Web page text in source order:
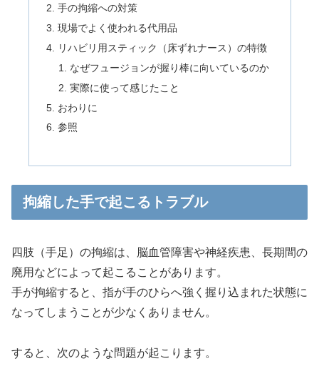
手の拘縮への対策
現場でよく使われる代用品
リハビリ用スティック（床ずれナース）の特徴
なぜフュージョンが握り棒に向いているのか
実際に使って感じたこと
おわりに
参照
拘縮した手で起こるトラブル
四肢（手足）の拘縮は、脳血管障害や神経疾患、長期間の
廃用などによって起こることがあります。
手が拘縮すると、指が手のひらへ強く握り込まれた状態に
なってしまうことが少なくありません。
すると、次のような問題が起こります。